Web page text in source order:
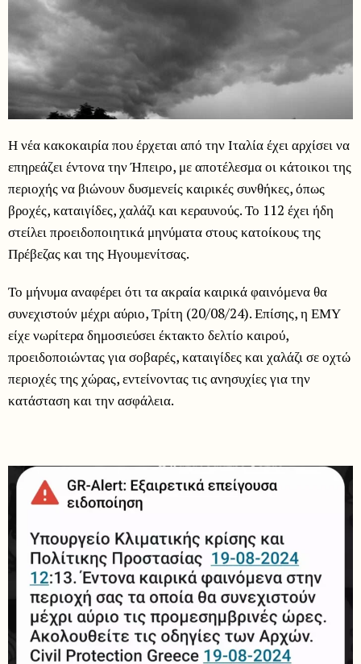
Η νέα κακοκαιρία που έρχεται από την Ιταλία έχει αρχίσει να
επηρεάζει έντονα την Ήπειρο, με αποτέλεσμα οι κάτοικοι της
περιοχής να βιώνουν δυσμενείς καιρικές συνθήκες, όπως
βροχές, καταιγίδες, χαλάζι και κεραυνούς. Το 112 έχει ήδη
στείλει προειδοποιητικά μηνύματα στους κατοίκους της
Πρέβεζας και της Ηγουμενίτσας.
Το μήνυμα αναφέρει ότι τα ακραία καιρικά φαινόμενα θα
συνεχιστούν μέχρι αύριο, Τρίτη (20/08/24). Επίσης, η ΕΜΥ
είχε νωρίτερα δημοσιεύσει έκτακτο δελτίο καιρού,
προειδοποιώντας για σοβαρές, καταιγίδες και χαλάζι σε οχτώ
περιοχές της χώρας, εντείνοντας τις ανησυχίες για την
κατάσταση και την ασφάλεια.